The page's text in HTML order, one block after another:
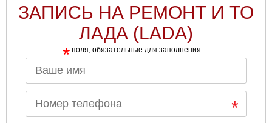
ЗАПИСЬ НА РЕМОНТ И ТО
ЛАДА (LADA)
* поля, обязательные для заполнения